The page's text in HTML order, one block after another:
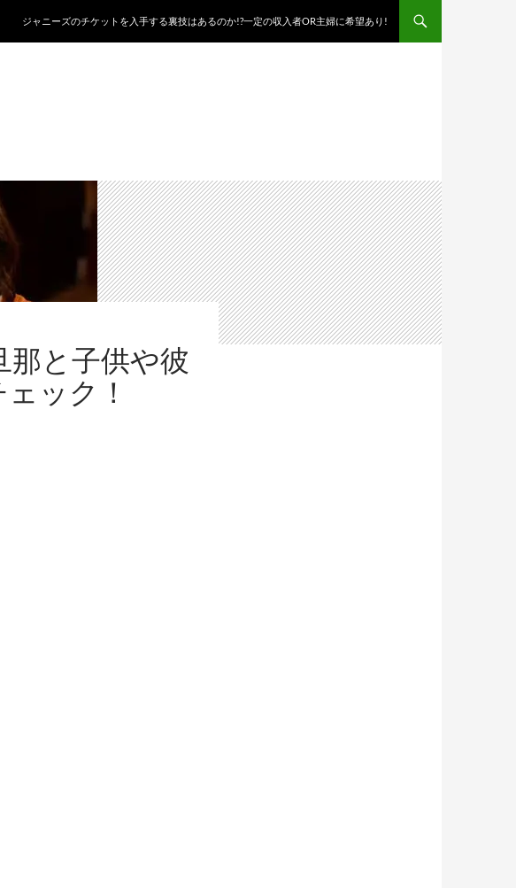
ジャニーズのチケットを入手する裏技はあるのか!?一定の収入者OR主婦に希望あり!
と子供や彼
ック！